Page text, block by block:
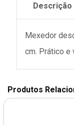
Descrição
Mexedor
cm. Prático e
Produtos